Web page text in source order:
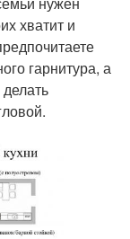
хватит и
гарнитура, а